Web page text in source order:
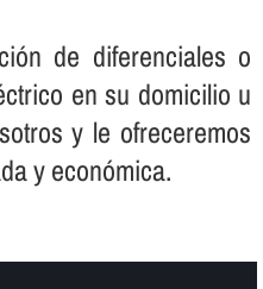
de diferenciales o
en su domicilio u
y le ofreceremos
y económica.